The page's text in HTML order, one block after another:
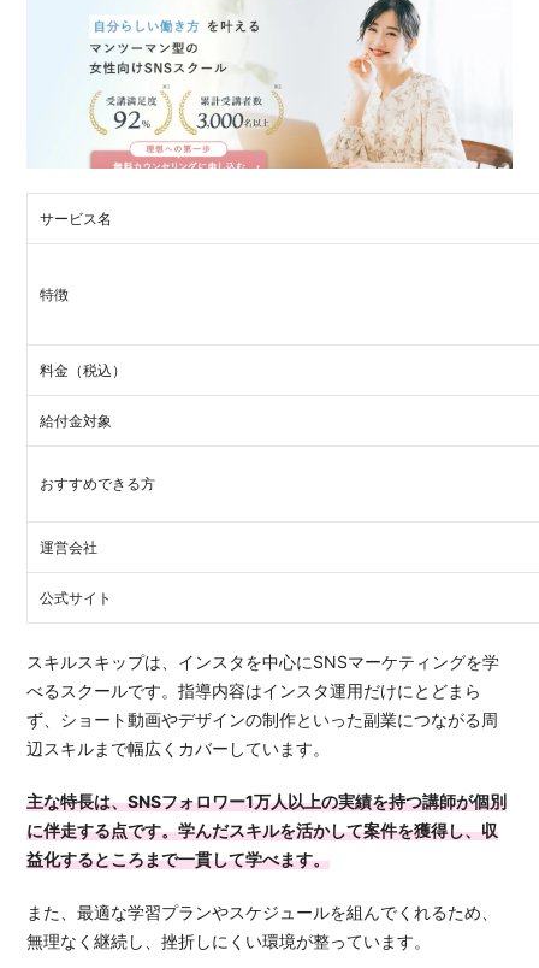
サービス名
特徴
料金（税込）
給付金対象
おすすめできる方
運営会社
公式サイト
スキルスキップは、インスタを中心にSNSマーケティングを学
べるスクールです。指導内容はインスタ運用だけにとどまら
ず、ショート動画やデザインの制作といった副業につながる周
辺スキルまで幅広くカバーしています。
主な特長は、SNSフォロワー1万人以上の実績を持つ講師が個別
に伴走する点です。学んだスキルを活かして案件を獲得し、収
益化するところまで一貫して学べます。
また、最適な学習プランやスケジュールを組んでくれるため、
無理なく継続し、挫折しにくい環境が整っています。